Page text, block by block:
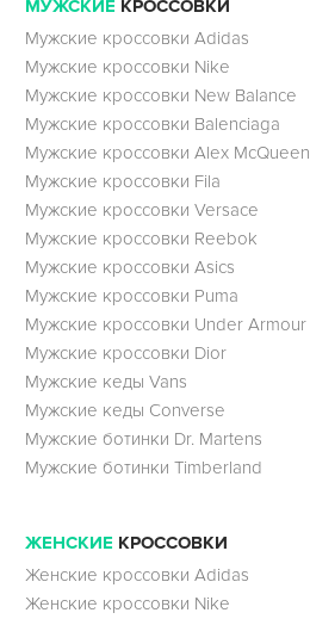
МУЖСКИЕ КРОССОВКИ
Мужские кроссовки Adidas
Мужские кроссовки Nike
Мужские кроссовки New Balance
Мужские кроссовки Balenciaga
Мужские кроссовки Alex McQueen
Мужские кроссовки Fila
Мужские кроссовки Versace
Мужские кроссовки Reebok
Мужские кроссовки Asics
Мужские кроссовки Puma
Мужские кроссовки Under Armour
Мужские кроссовки Dior
Мужские кеды Vans
Мужские кеды Converse
Мужские ботинки Dr. Martens
Мужские ботинки Timberland
ЖЕНСКИЕ КРОССОВКИ
Женские кроссовки Adidas
Женские кроссовки Nike